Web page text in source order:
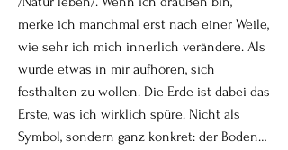
ruhigen Entschlossenheit. Als
Selbstständige hat sie gelernt,
Entscheidungen zu treffen und auf ihre
innere Stimme zu vertrauen.
Lange hat sie ihre Weiblichkeit eher
merke ich manchmal erst nach einer Weile,
wie sehr ich mich innerlich verändere. Als
würde etwas in mir aufhören, sich
festhalten zu wollen. Die Erde ist dabei das
Erste, was ich wirklich spüre. Nicht als
Symbol, sondern ganz konkret: der Boden